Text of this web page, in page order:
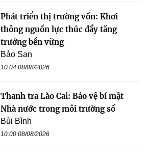
Phát triển thị trường vốn: Khơi
thông nguồn lực thúc đẩy tăng
trưởng bền vững
Bảo San
10:04 08/08/2026
Thanh tra Lào Cai: Bảo vệ bí mật
Nhà nước trong môi trường số
Bùi Bình
10:00 08/08/2026